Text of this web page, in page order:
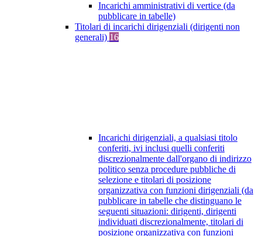
Incarichi amministrativi di vertice (da
pubblicare in tabelle)
Titolari di incarichi dirigenziali (dirigenti non
generali) 16
Incarichi dirigenziali, a qualsiasi titolo
conferiti, ivi inclusi quelli conferiti
discrezionalmente dall'organo di indirizzo
politico senza procedure pubbliche di
selezione e titolari di posizione
organizzativa con funzioni dirigenziali (da
pubblicare in tabelle che distinguano le
seguenti situazioni: dirigenti, dirigenti
individuati discrezionalmente, titolari di
posizione organizzativa con funzioni